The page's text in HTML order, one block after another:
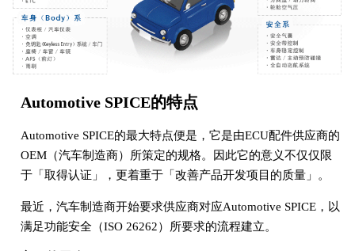
Automotive SPICE的特点
Automotive SPICE的最大特点便是，它是由ECU配件供应商的
OEM（汽车制造商）所策定的规格。因此它的意义不仅仅限
于「取得认证」，更着重于「改善产品开发项目的质量」。
最近，汽车制造商开始要求供应商对应Automotive SPICE，以
满足功能安全（ISO 26262）所要求的流程建立。